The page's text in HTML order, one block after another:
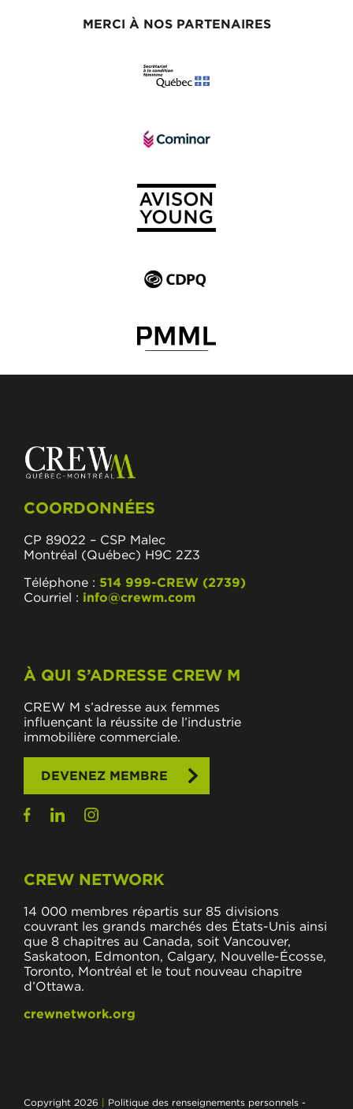
MERCI À NOS PARTENAIRES
COORDONNÉES
CP 89022 – CSP Malec
Montréal (Québec) H9C 2Z3
Téléphone : 514 999-CREW (2739)
Courriel : info@crewm.com
À QUI S’ADRESSE CREW M
CREW M s’adresse aux femmes
influençant la réussite de l’industrie
immobilière commerciale.
DEVENEZ MEMBRE
CREW NETWORK
14 000 membres répartis sur 85 divisions
couvrant les grands marchés des États-Unis ainsi
que 8 chapitres au Canada, soit Vancouver,
Saskatoon, Edmonton, Calgary, Nouvelle-Écosse,
Toronto, Montréal et le tout nouveau chapitre
d’Ottawa.
crewnetwork.org
Copyright 2026 Politique des renseignements personnels -